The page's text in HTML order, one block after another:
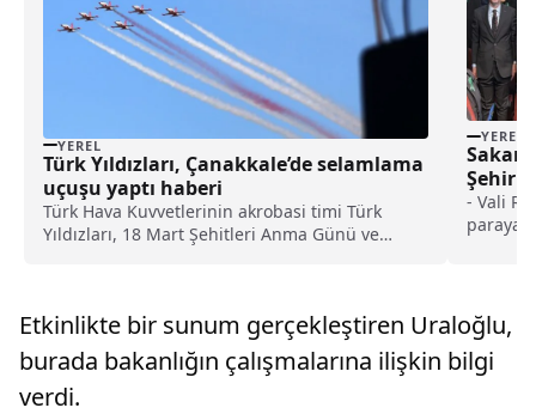
YEREL
Türk Yıldızları, Çanakkale’de selamlama
uçuşu yaptı haberi
Türk Hava Kuvvetlerinin akrobasi timi Türk
Yıldızları, 18 Mart Şehitleri Anma Günü ve
Üssü'n...
YEREL
Şehir
haberi
- Vali
paraya
yeşil bir
Etkinlikte bir sunum gerçekleştiren Uraloğlu,
burada bakanlığın çalışmalarına ilişkin bilgi
verdi.